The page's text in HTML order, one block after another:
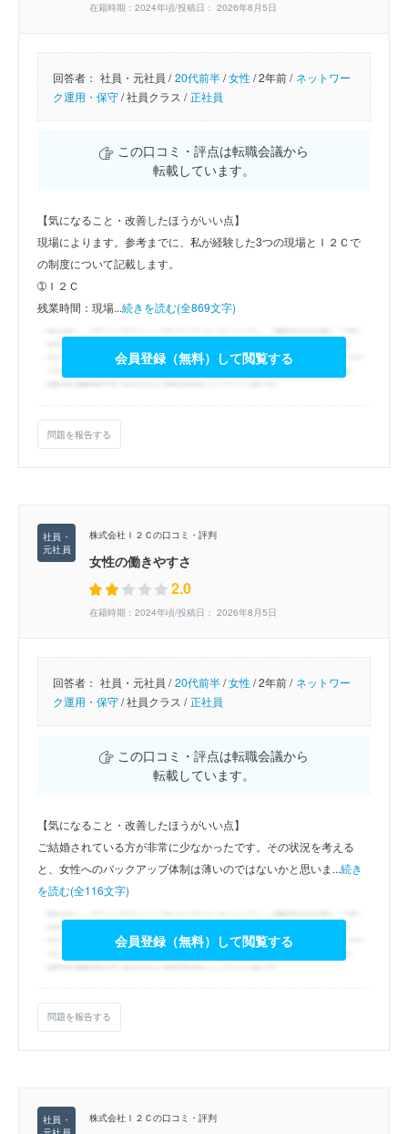
在籍時期：2024年頃/投稿日： 2026年8月5日
回答者： 社員・元社員 / 20代前半/女性/2年前 / ネットワー
ク運用・保守/社員クラス / 正社員
この口コミ・評点は転職会議から
転載しています。
【気になること・改善したほうがいい点】
現場によります。参考までに、私が経験した3つの現場とＩ２Ｃで
の制度について記載します。
➀Ｉ２Ｃ
残業時間：現場...続きを読む(全869文字)
会員登録（無料）して閲覧する
問題を報告する
株式会社Ｉ２Ｃの口コミ・評判
女性の働きやすさ
2.0
在籍時期：2024年頃/投稿日： 2026年8月5日
回答者： 社員・元社員 / 20代前半/女性/2年前 / ネットワー
ク運用・保守/社員クラス / 正社員
この口コミ・評点は転職会議から
転載しています。
【気になること・改善したほうがいい点】
ご結婚されている方が非常に少なかったです。その状況を考える
と、女性へのバックアップ体制は薄いのではないかと思いま...続き
を読む(全116文字)
会員登録（無料）して閲覧する
問題を報告する
株式会社Ｉ２Ｃの口コミ・評判